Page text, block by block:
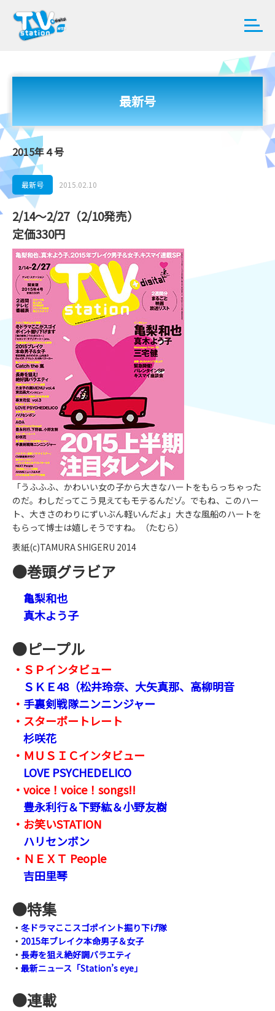
最新号
2015年４号
最新号 2015.02.10
2/14～2/27（2/10発売）
定価330円
「うふふふ、かわいい女の子から大きなハートをもらっちゃった
のだ。わしだってこう見えてもモテるんだゾ。でもね、このハー
ト、大きさのわりにずいぶん軽いんだよ」大きな風船のハートを
もらって博士は嬉しそうですね。（たむら）
表紙(c)TAMURA SHIGERU 2014
●巻頭グラビア
亀梨和也
真木よう子
●ピープル
・ＳＰインタビュー
ＳＫＥ48（松井玲奈、大矢真那、高柳明音
・ 手裏剣戦隊ニンニンジャー
・スターポートレート
杉咲花
・ＭＵＳＩＣインタビュー
LOVE PSYCHEDELICO
・voice！voice！songs!!
豊永利行＆下野紘＆小野友樹
・お笑いSTATION
ハリセンボン
・ＮＥＸＴ People
吉田里琴
●特集
・ 冬ドラマここスゴポイント掘り下げ隊
・ 2015年ブレイク本命男子＆女子
・ 長寿を狙え絶好調バラエティ
・ 最新ニュース「Station’s eye」
●連載